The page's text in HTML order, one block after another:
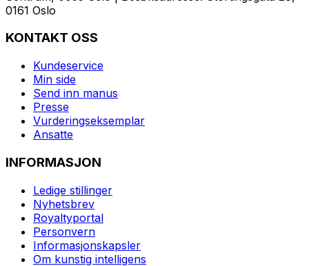
0161 Oslo
KONTAKT OSS
Kundeservice
Min side
Send inn manus
Presse
Vurderingseksemplar
Ansatte
INFORMASJON
Ledige stillinger
Nyhetsbrev
Royaltyportal
Personvern
Informasjonskapsler
Om kunstig intelligens